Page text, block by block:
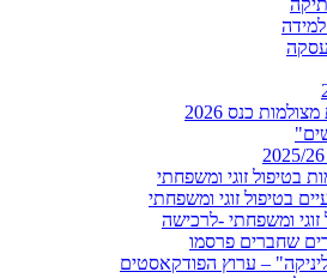
עסקה
כנס 2026
בטיפול זוגי ומשפחתי
בטיפול זוגי ומשפחתי
זוגי ומשפחתי -לרכישה
שחברים פרסמו
– ערוץ הפודקאסטים